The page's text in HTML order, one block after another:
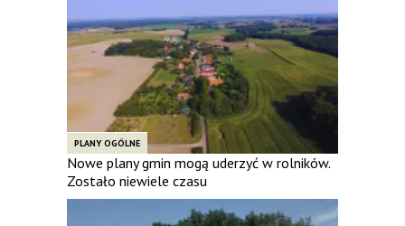
PLANY OGÓLNE
Nowe plany gmin mogą uderzyć w rolników.
Zostało niewiele czasu